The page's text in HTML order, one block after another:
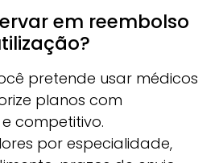
em reembolso
pretende usar médicos
planos com
competitivo.
por especialidade,